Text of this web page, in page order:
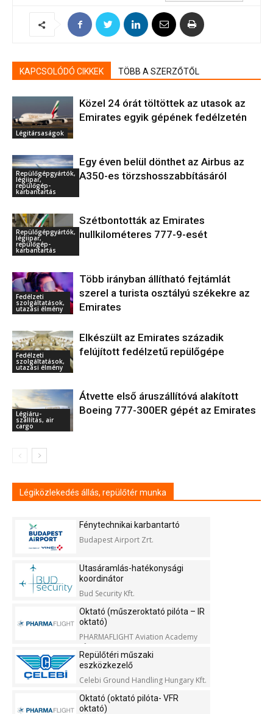
KAPCSOLÓDÓ CIKKEK TÖBB A SZERZŐTŐL
Légitársaságok
Közel 24 órát töltöttek az utasok az
Emirates egyik gépének fedélzetén
Repülőgépgyártók,
légiipar,
repülőgép-
karbantartás
Egy éven belül dönthet az Airbus az
A350-es törzshosszabbításáról
Repülőgépgyártók,
légiipar,
repülőgép-
karbantartás
Szétbontották az Emirates
nullkilométeres 777-9-esét
Fedélzeti
szolgáltatások,
utazási élmény
Több irányban állítható fejtámlát
szerel a turista osztályú székekre az
Emirates
Fedélzeti
szolgáltatások,
utazási élmény
Elkészült az Emirates századik
felújított fedélzetű repülőgépe
Légiáru-
szállítás, air
cargo
Átvette első áruszállítóvá alakított
Boeing 777-300ER gépét az Emirates
Légiközlekedés állás, repülőtér munka
Fénytechnikai karbantartó
Budapest Airport Zrt.
Utasáramlás-hatékonysági
koordinátor
Bud Security Kft.
Oktató (műszeroktató pilóta – IR
oktató)
PHARMAFLIGHT Aviation Academy
Kft.
Repülőtéri műszaki
eszközkezelő
Celebi Ground Handling Hungary Kft.
Oktató (oktató pilóta- VFR
oktató)